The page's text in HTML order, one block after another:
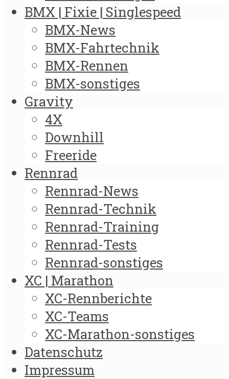
BMX | Fixie | Singlespeed
BMX-News
BMX-Fahrtechnik
BMX-Rennen
BMX-sonstiges
Gravity
4X
Downhill
Freeride
Rennrad
Rennrad-News
Rennrad-Technik
Rennrad-Training
Rennrad-Tests
Rennrad-sonstiges
XC | Marathon
XC-Rennberichte
XC-Teams
XC-Marathon-sonstiges
Datenschutz
Impressum